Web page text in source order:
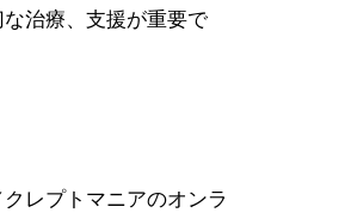
治療、支援が重要で
レプトマニアのオンラ